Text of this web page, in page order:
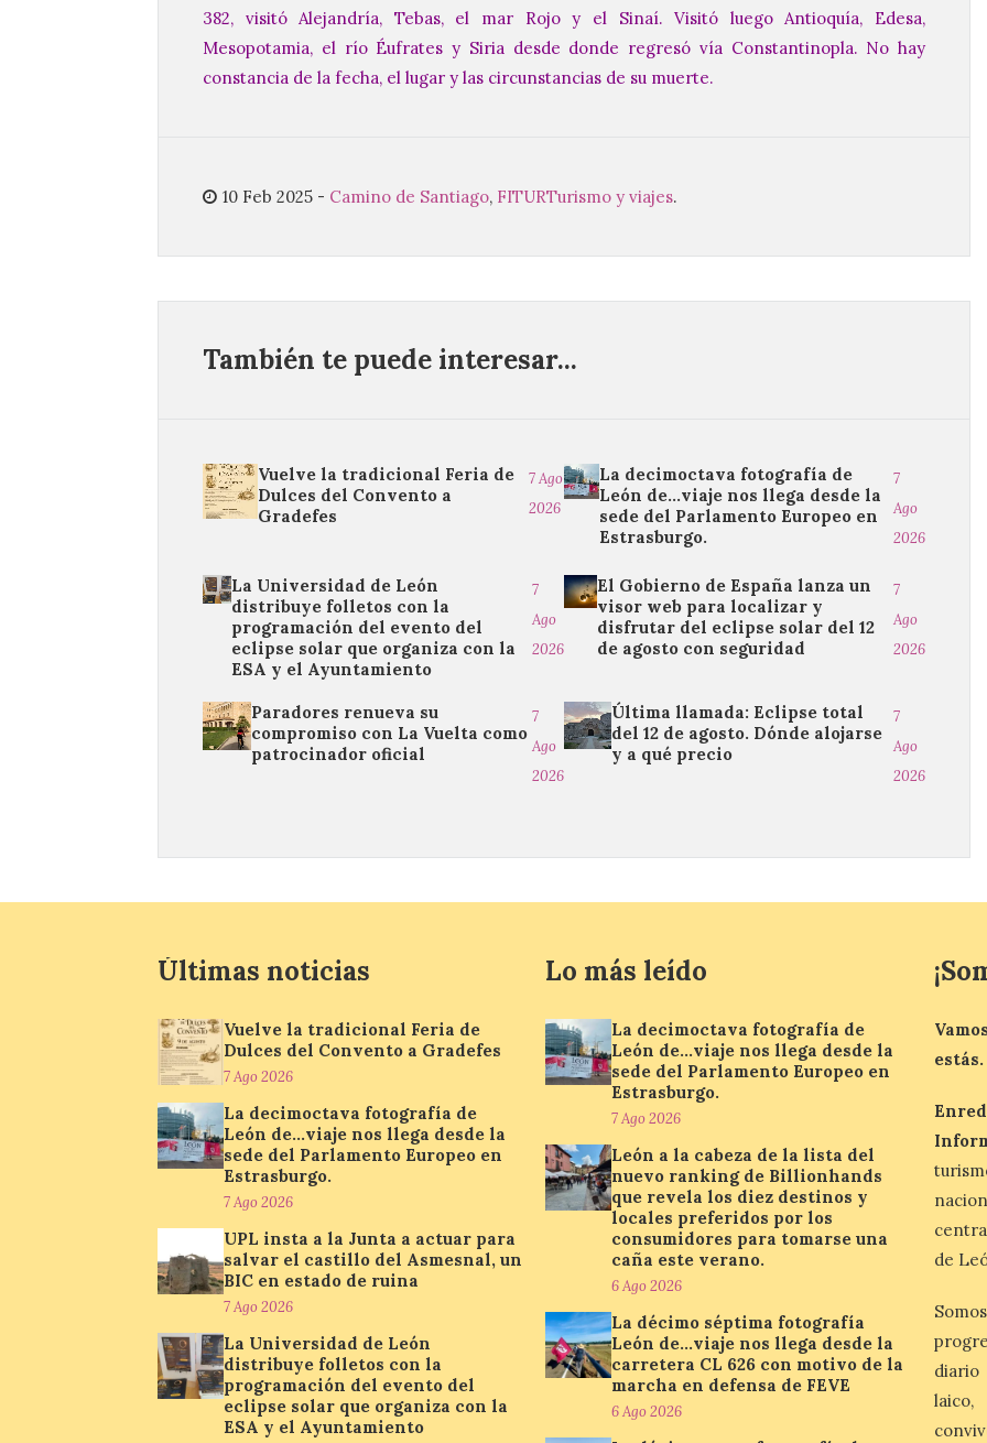
382, visitó Alejandría, Tebas, el mar Rojo y el Sinaí. Visitó luego Antioquía, Edesa,
Mesopotamia, el río Éufrates y Siria desde donde regresó vía Constantinopla. No hay
constancia de la fecha, el lugar y las circunstancias de su muerte.
10 Feb 2025 - Camino de Santiago, FITURTurismo y viajes.
También te puede interesar...
Vuelve la tradicional Feria de
Dulces del Convento a
Gradefes
7 Ago
2026
La decimoctava fotografía de
León de…viaje nos llega desde la
sede del Parlamento Europeo en
Estrasburgo.
7
Ago
2026
La Universidad de León
distribuye folletos con la
programación del evento del
eclipse solar que organiza con la
ESA y el Ayuntamiento
7
Ago
2026
El Gobierno de España lanza un
visor web para localizar y
disfrutar del eclipse solar del 12
de agosto con seguridad
7
Ago
2026
Paradores renueva su
compromiso con La Vuelta como
patrocinador oficial
7
Ago
2026
Última llamada: Eclipse total
del 12 de agosto. Dónde alojarse
y a qué precio
7
Ago
2026
Últimas noticias
Vuelve la tradicional Feria de
Dulces del Convento a Gradefes
7 Ago 2026
La decimoctava fotografía de
León de…viaje nos llega desde la
sede del Parlamento Europeo en
Estrasburgo.
7 Ago 2026
UPL insta a la Junta a actuar para
salvar el castillo del Asmesnal, un
BIC en estado de ruina
7 Ago 2026
La Universidad de León
distribuye folletos con la
programación del evento del
eclipse solar que organiza con la
ESA y el Ayuntamiento
Lo más leído
La decimoctava fotografía de
León de…viaje nos llega desde la
sede del Parlamento Europeo en
Estrasburgo.
7 Ago 2026
León a la cabeza de la lista del
nuevo ranking de Billionhands
que revela los diez destinos y
locales preferidos por los
consumidores para tomarse una
caña este verano.
6 Ago 2026
La décimo séptima fotografía
León de…viaje nos llega desde la
carretera CL 626 con motivo de la
marcha en defensa de FEVE
6 Ago 2026
estás.
de
diario